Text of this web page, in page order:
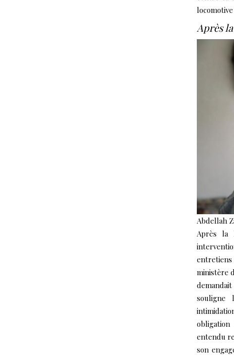
Après
Abdellah
Après la
ministère
souligne
entendu
son